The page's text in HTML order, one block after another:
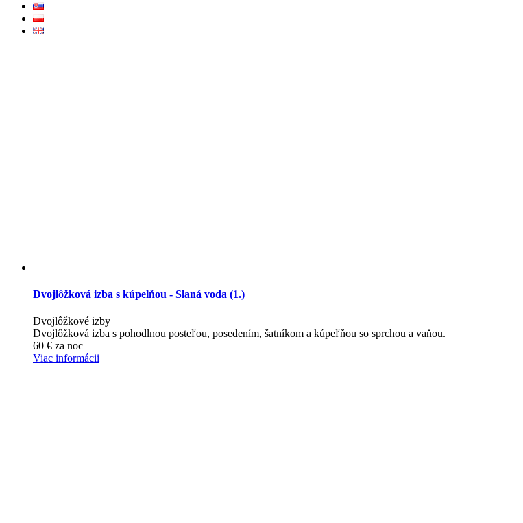
Dvojlôžková izba s kúpelňou - Slaná voda (1.)
Dvojlôžkové izby
Dvojlôžková izba s pohodlnou posteľou, posedením, šatníkom a kúpeľňou so sprchou a vaňou.
60 € za noc
Viac informácii